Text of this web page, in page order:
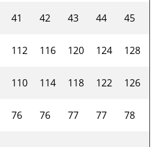
41 42 43 44
45
112 116 120 124
128
110 114 118 122
126
76 76 77 77
78